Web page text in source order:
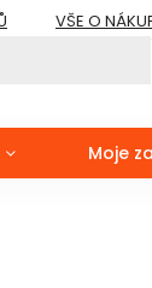
VŠE O
Moje